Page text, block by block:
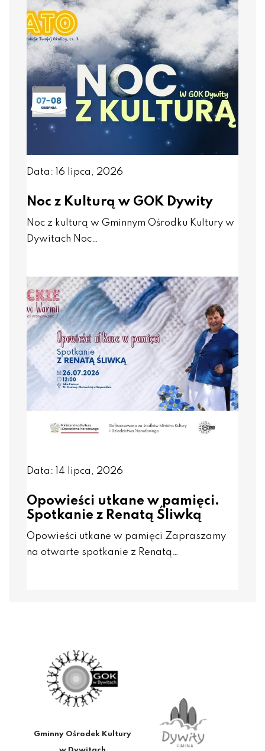
Data: 16 lipca, 2026
Noc z Kulturą w GOK Dywity
Noc z kulturą w Gminnym Ośrodku Kultury w
Dywitach Noc…
Data: 14 lipca, 2026
Opowieści utkane w pamięci.
Spotkanie z Renatą Śliwką
Opowieści utkane w pamięci Zapraszamy
na otwarte spotkanie z Renatą…
Gminny Ośrodek Kultury